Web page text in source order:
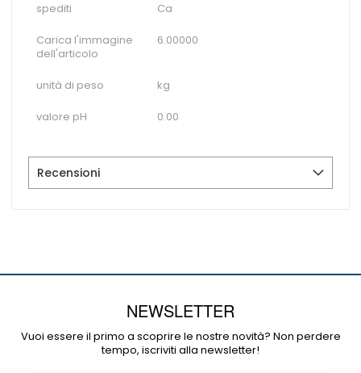
spediti Ca
Carica l'immagine
dell'articolo
6.00000
unità di peso kg
valore pH 0.00
Recensioni
NEWSLETTER
Vuoi essere il primo a scoprire le nostre novità? Non perdere
tempo, iscriviti alla newsletter!